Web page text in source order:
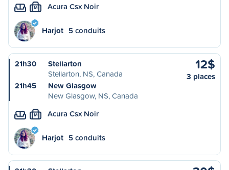
M Acura Csx Noir
Harjot 5 conduits
21h30
Stellarton
Stellarton, NS, Canada
21h45
New Glasgow
New Glasgow, NS, Canada
12$
3 places
M Acura Csx Noir
Harjot 5 conduits